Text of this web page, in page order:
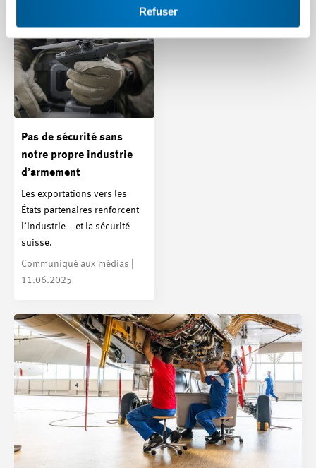
RefuserArticle | 12.08.2025
Pas de sécurité sans
notre propre industrie
d’armement
Les exportations vers les
États partenaires renforcent
l’industrie – et la sécurité
suisse.
Communiqué aux médias |
11.06.2025